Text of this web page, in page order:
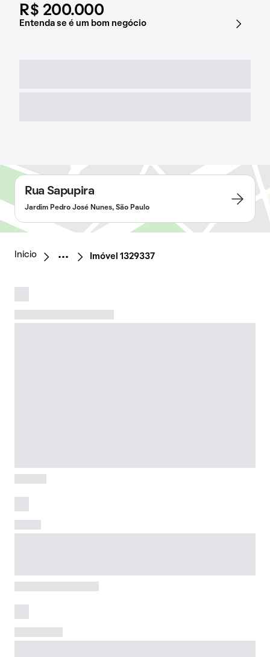
R$ 200.000
Entenda se é um bom negócio
Rua Sapupira
Jardim Pedro José Nunes, São Paulo
Início Imóvel 1329337